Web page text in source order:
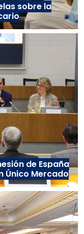
sobre la
de España
Único Mercado